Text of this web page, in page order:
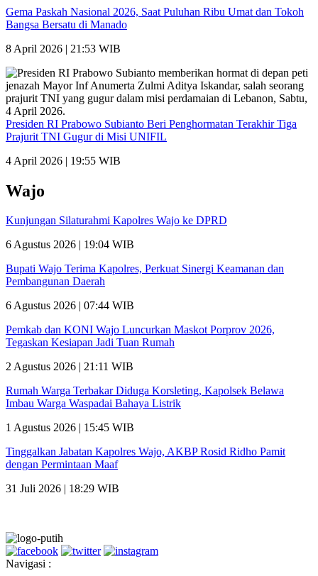
Gema Paskah Nasional 2026, Saat Puluhan Ribu Umat dan Tokoh
Bangsa Bersatu di Manado
8 April 2026 | 21:53 WIB
Presiden RI Prabowo Subianto Beri Penghormatan Terakhir Tiga
Prajurit TNI Gugur di Misi UNIFIL
4 April 2026 | 19:55 WIB
Wajo
Kunjungan Silaturahmi Kapolres Wajo ke DPRD
6 Agustus 2026 | 19:04 WIB
Bupati Wajo Terima Kapolres, Perkuat Sinergi Keamanan dan
Pembangunan Daerah
6 Agustus 2026 | 07:44 WIB
Pemkab dan KONI Wajo Luncurkan Maskot Porprov 2026,
Tegaskan Kesiapan Jadi Tuan Rumah
2 Agustus 2026 | 21:11 WIB
Rumah Warga Terbakar Diduga Korsleting, Kapolsek Belawa
Imbau Warga Waspadai Bahaya Listrik
1 Agustus 2026 | 15:45 WIB
Tinggalkan Jabatan Kapolres Wajo, AKBP Rosid Ridho Pamit
dengan Permintaan Maaf
31 Juli 2026 | 18:29 WIB
Navigasi :